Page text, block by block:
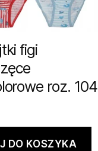
figi
roz. 104
DO KOSZYKA